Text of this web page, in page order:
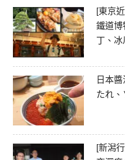
[東京
鐵道博
丁、冰
日本
たれ、
[新潟